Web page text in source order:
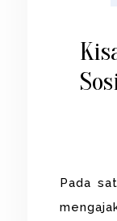
Pada